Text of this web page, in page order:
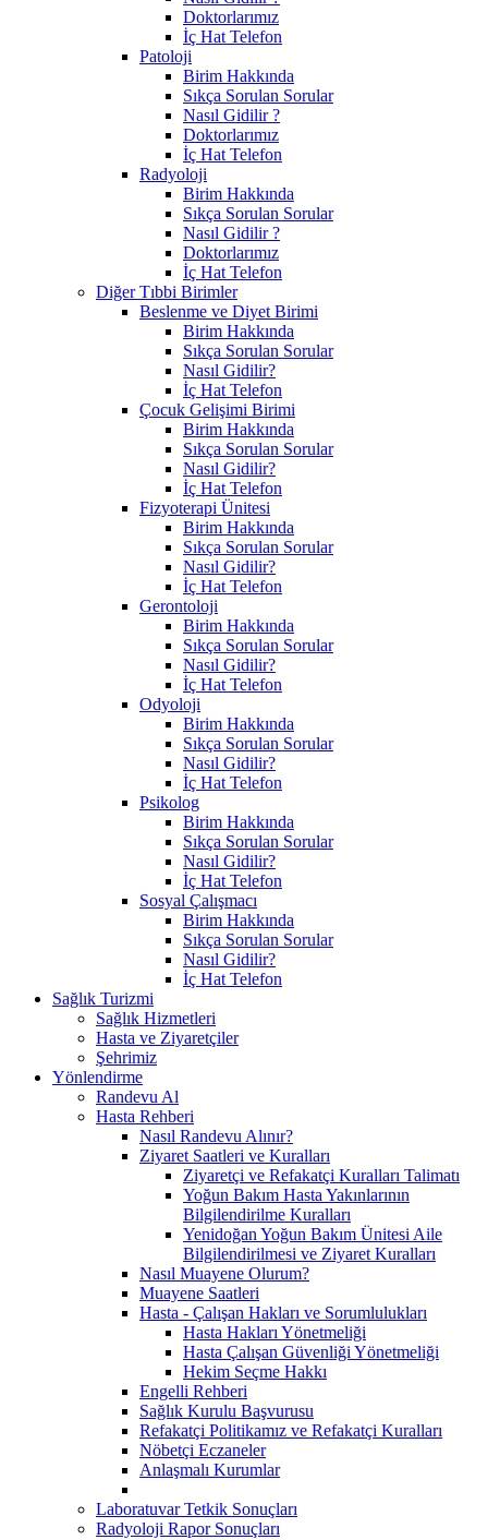
Doktorlarımız
İç Hat Telefon
Patoloji
Birim Hakkında
Sıkça Sorulan Sorular
Nasıl Gidilir ?
Doktorlarımız
İç Hat Telefon
Radyoloji
Birim Hakkında
Sıkça Sorulan Sorular
Nasıl Gidilir ?
Doktorlarımız
İç Hat Telefon
Diğer Tıbbi Birimler
Beslenme ve Diyet Birimi
Birim Hakkında
Sıkça Sorulan Sorular
Nasıl Gidilir?
İç Hat Telefon
Çocuk Gelişimi Birimi
Birim Hakkında
Sıkça Sorulan Sorular
Nasıl Gidilir?
İç Hat Telefon
Fizyoterapi Ünitesi
Birim Hakkında
Sıkça Sorulan Sorular
Nasıl Gidilir?
İç Hat Telefon
Gerontoloji
Birim Hakkında
Sıkça Sorulan Sorular
Nasıl Gidilir?
İç Hat Telefon
Odyoloji
Birim Hakkında
Sıkça Sorulan Sorular
Nasıl Gidilir?
İç Hat Telefon
Psikolog
Birim Hakkında
Sıkça Sorulan Sorular
Nasıl Gidilir?
İç Hat Telefon
Sosyal Çalışmacı
Birim Hakkında
Sıkça Sorulan Sorular
Nasıl Gidilir?
İç Hat Telefon
Sağlık Turizmi
Sağlık Hizmetleri
Hasta ve Ziyaretçiler
Şehrimiz
Yönlendirme
Randevu Al
Hasta Rehberi
Nasıl Randevu Alınır?
Ziyaret Saatleri ve Kuralları
Ziyaretçi ve Refakatçi Kuralları Talimatı
Yoğun Bakım Hasta Yakınlarının
Bilgilendirilme Kuralları
Yenidoğan Yoğun Bakım Ünitesi Aile
Bilgilendirilmesi ve Ziyaret Kuralları
Nasıl Muayene Olurum?
Muayene Saatleri
Hasta - Çalışan Hakları ve Sorumlulukları
Hasta Hakları Yönetmeliği
Hasta Çalışan Güvenliği Yönetmeliği
Hekim Seçme Hakkı
Engelli Rehberi
Sağlık Kurulu Başvurusu
Refakatçi Politikamız ve Refakatçi Kuralları
Nöbetçi Eczaneler
Anlaşmalı Kurumlar
Laboratuvar Tetkik Sonuçları
Radyoloji Rapor Sonuçları